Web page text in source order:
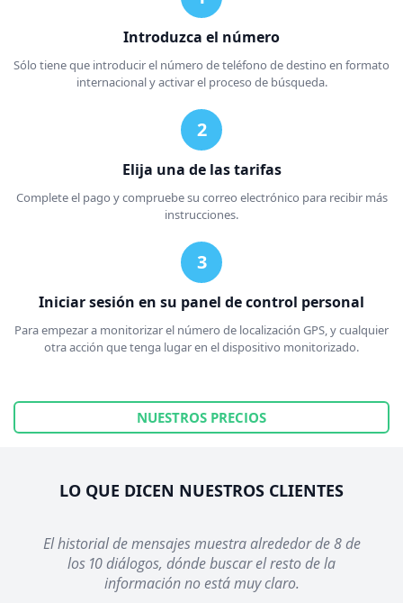
Introduzca el número
Sólo tiene que introducir el número de teléfono de destino en formato
internacional y activar el proceso de búsqueda.
Elija una de las tarifas
Complete el pago y compruebe su correo electrónico para recibir más
instrucciones.
Iniciar sesión en su panel de control personal
Para empezar a monitorizar el número de localización GPS, y cualquier
otra acción que tenga lugar en el dispositivo monitorizado.
NUESTROS PRECIOS
LO QUE DICEN NUESTROS CLIENTES
El historial de mensajes muestra alrededor de 8 de
los 10 diálogos, dónde buscar el resto de la
información no está muy claro.